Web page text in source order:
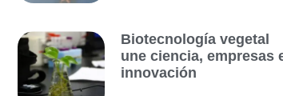
Biotecnología vegetal
une ciencia, empresas
innovación